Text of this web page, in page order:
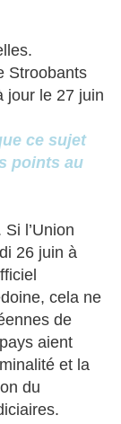
Stroobants
jour le 27 juin
ce sujet
points au
l’Union
26 juin à
cela ne
de
aient
et la
du